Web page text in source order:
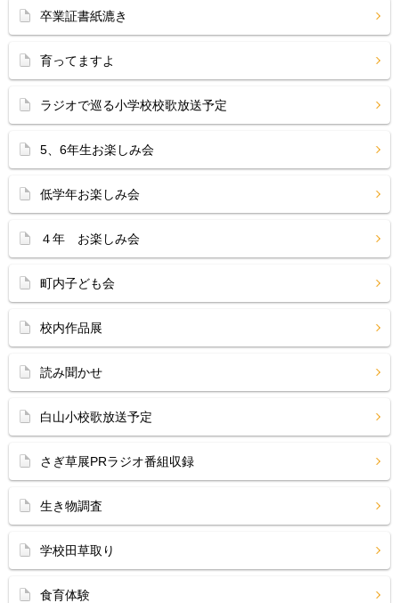
卒業証書紙漉き
育ってますよ
ラジオで巡る小学校校歌放送予定
5、6年生お楽しみ会
低学年お楽しみ会
４年 お楽しみ会
町内子ども会
校内作品展
読み聞かせ
白山小校歌放送予定
さぎ草展PRラジオ番組収録
生き物調査
学校田草取り
食育体験